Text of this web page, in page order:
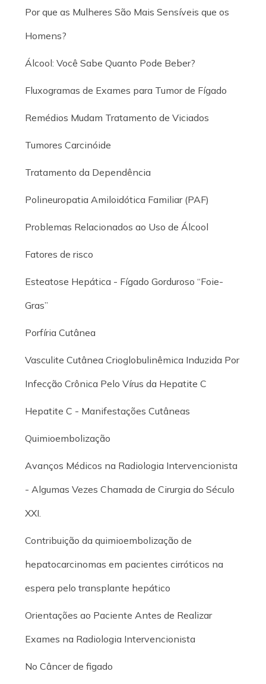
Por que as Mulheres São Mais Sensíveis que os
Homens?
Álcool: Você Sabe Quanto Pode Beber?
Fluxogramas de Exames para Tumor de Fígado
Remédios Mudam Tratamento de Viciados
Tumores Carcinóide
Tratamento da Dependência
Polineuropatia Amiloidótica Familiar (PAF)
Problemas Relacionados ao Uso de Álcool
Fatores de risco
Esteatose Hepática - Fígado Gorduroso “Foie-
Gras”
Porfíria Cutânea
Vasculite Cutânea Crioglobulinêmica Induzida Por
Infecção Crônica Pelo Vírus da Hepatite C
Hepatite C - Manifestações Cutâneas
Quimioembolização
Avanços Médicos na Radiologia Intervencionista
- Algumas Vezes Chamada de Cirurgia do Século
XXI.
Contribuição da quimioembolização de
hepatocarcinomas em pacientes cirróticos na
espera pelo transplante hepático
Orientações ao Paciente Antes de Realizar
Exames na Radiologia Intervencionista
No Câncer de figado